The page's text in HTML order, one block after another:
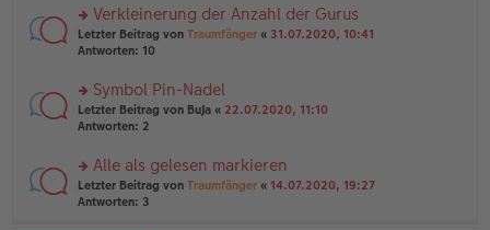
tr
a
g
e
n
er
tr
a
g
n
g
el
e
n
er
tr
a
g
rs
te
n
g
el
e
n
er
Verkleinerung der Anzahl der Gurus
Letzter Beitrag von Traumfänger « 31.07.2020, 10:41
Antworten: 10
rs
te
n
g
el
Symbol Pin-Nadel
Letzter Beitrag von BuJa « 22.07.2020, 11:10
Antworten: 2
rs
te
Alle als gelesen markieren
Letzter Beitrag von Traumfänger « 14.07.2020, 19:27
Antworten: 3